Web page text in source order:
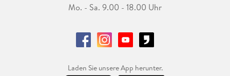
Mo. - Sa. 9.00 - 18.00 Uhr
Laden Sie unsere App herunter.